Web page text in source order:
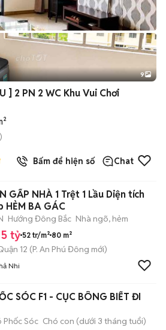
+2
9
] 2 PN 2 WC Khu Vui Chơi
Bấm để hiện số Chat
GẤP NHÀ 1 Trệt 1 Lầu Diện tích
HẺM BA GÁC
Hướng Đông Bắc Nhà ngõ, hẻm
tỷ 52 tr/m² 80 m²
12 (P. An Phú Đông mới)
Nhi
SÓC F1 - CỤC BÔNG BIẾT ĐI
Phốc Sóc Chó con (dưới 3 tháng tuổi)